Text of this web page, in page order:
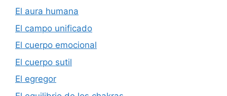
El aura humana
El campo unificado
El cuerpo emocional
El cuerpo sutil
El egregor